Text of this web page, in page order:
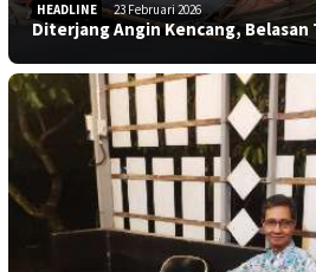
HEADLINE 23 Februari 2026
Diterjang Angin Kencang, Belasan